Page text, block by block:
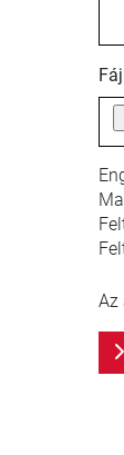
Az